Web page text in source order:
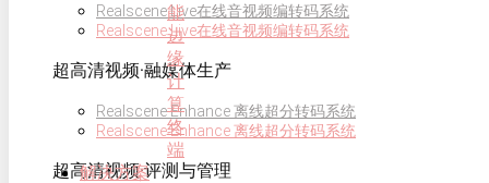
Realscene Live在线音视频编转码系统
Realscene Live在线音视频编转码系统
超高清视频·融媒体生产
Realscene Enhance 离线超分转码系统
Realscene Enhance 离线超分转码系统
超高清视频·评测与管理
能
边
缘
计
算
终
端
解决方案